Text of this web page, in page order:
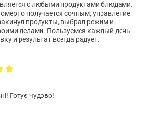
с любыми продуктами блюдами.
получается сочным, управление
продукты, выбрал режим и
делами. Пользуемся каждый день
и результат всегда радует.
Готує чудово!